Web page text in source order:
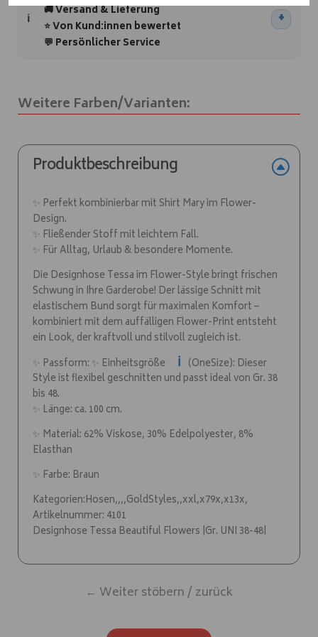
e
r
i
v
:
🚚 Versand & Lieferung
⭐ Von Kund:innen bewertet
💬 Persönlicher Service
Weitere Farben/Varianten:
Produktbeschreibung
✨ Perfekt kombinierbar mit Shirt Mary im Flower-
Design.
✨ Fließender Stoff mit leichtem Fall.
✨ Für Alltag, Urlaub & besondere Momente.
Die Designhose Tessa im Flower-Style bringt frischen
Schwung in Ihre Garderobe! Der lässige Schnitt mit
elastischem Bund sorgt für maximalen Komfort –
kombiniert mit dem auffälligen Flower-Print entsteht
ein Look, der kraftvoll und stilvoll zugleich ist.
✨ Passform: ✨ Einheitsgröße
ℹ️ (OneSize): Dieser
Style ist flexibel geschnitten und passt ideal von Gr. 38
bis 48.
✨ Länge: ca. 100 cm.
✨ Material: 62% Viskose, 30% Edelpolyester, 8%
Elasthan
✨ Farbe: Braun
Kategorien:Hosen,,,,GoldStyles,,xxl,x79x,x13x,
Artikelnummer: 4101
Designhose Tessa Beautiful Flowers |Gr. UNI 38-48|
← Weiter stöbern / zurück